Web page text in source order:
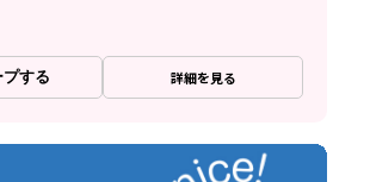
プする 詳細を見る